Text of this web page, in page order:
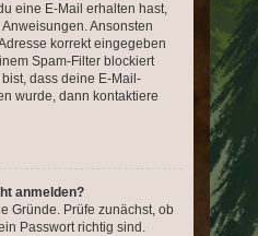
eine E-Mail erhalten hast,
Ansonsten
korrekt eingegeben
Spam-Filter blockiert
dass deine E-Mail-
wurde, dann kontaktiere
anmelden?
Gründe. Prüfe zunächst, ob
Passwort richtig sind.